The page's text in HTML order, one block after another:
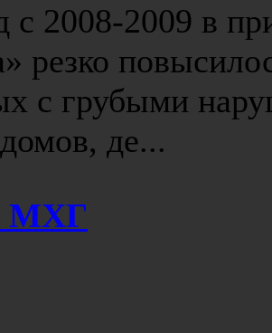
с 2008-2009 в
резко
с грубыми
де...
МХГ